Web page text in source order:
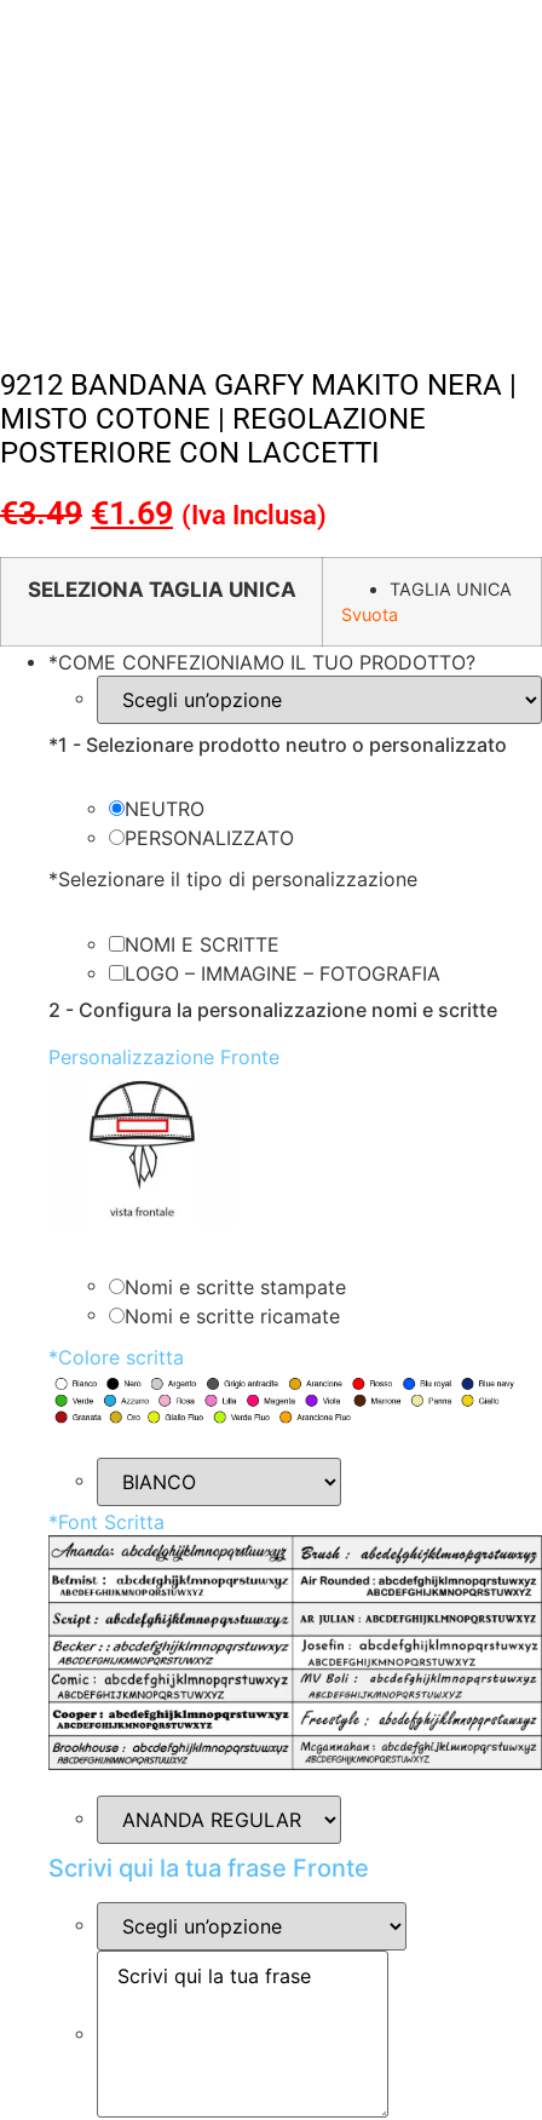
9212 BANDANA GARFY MAKITO NERA |
MISTO COTONE | REGOLAZIONE
POSTERIORE CON LACCETTI
€3.49 Il
prezzo
originale
€3.49.
€1.69 Il
prezzo
attuale
€1.69.
(Iva Inclusa)
SELEZIONA TAGLIA UNICA
TAGLIA UNICA
Svuota
*COME CONFEZIONIAMO IL TUO PRODOTTO?
*1 - Selezionare prodotto neutro o personalizzato
NEUTRO
PERSONALIZZATO
*Selezionare il tipo di personalizzazione
NOMI E SCRITTE
LOGO – IMMAGINE – FOTOGRAFIA
2 - Configura la personalizzazione nomi e scritte
Personalizzazione Fronte
Nomi e scritte stampate
Nomi e scritte ricamate
*Colore scritta
*Font Scritta
Scrivi qui la tua frase Fronte